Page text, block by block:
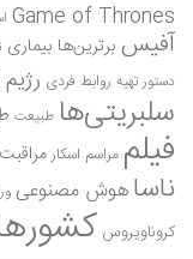
Game of Thrones
آفیس برترین‌ها بیماری
دستور تهیه روابط فردی
سلبریتی‌ها طبیعت
فیلم مراسم اسکار
ناساهوش مصنوعی
کروناویروس